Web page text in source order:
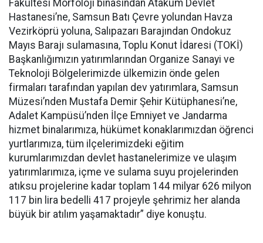
Fakültesi Morfoloji binasından Atakum Devlet
Hastanesi’ne, Samsun Batı Çevre yolundan Havza
Vezirköprü yoluna, Salıpazarı Barajından Ondokuz
Mayıs Barajı sulamasına, Toplu Konut İdaresi (TOKİ)
Başkanlığımızın yatırımlarından Organize Sanayi ve
Teknoloji Bölgelerimizde ülkemizin önde gelen
firmaları tarafından yapılan dev yatırımlara, Samsun
Müzesi’nden Mustafa Demir Şehir Kütüphanesi’ne,
Adalet Kampüsü’nden İlçe Emniyet ve Jandarma
hizmet binalarımıza, hükümet konaklarımızdan öğrenci
yurtlarımıza, tüm ilçelerimizdeki eğitim
kurumlarımızdan devlet hastanelerimize ve ulaşım
yatırımlarımıza, içme ve sulama suyu projelerinden
atıksu projelerine kadar toplam 144 milyar 626 milyon
117 bin lira bedelli 417 projeyle şehrimiz her alanda
büyük bir atılım yaşamaktadır” diye konuştu.